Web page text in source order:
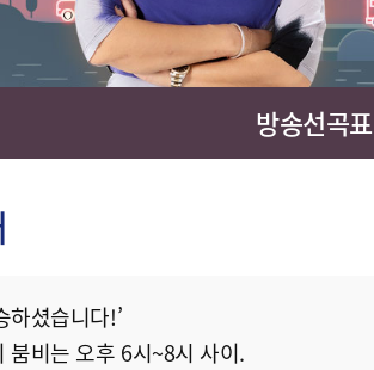
방송선곡표
셨습니다!’
붐비는 오후 6시~8시 사이.